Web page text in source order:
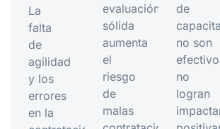
La
falta
de
agilidad
y los
errores
en la
evaluación
sólida
aumenta
el
riesgo
de
malas
de
no son
no
logran